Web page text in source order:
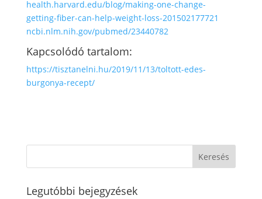
health.harvard.edu/blog/making-one-change-
getting-fiber-can-help-weight-loss-201502177721
ncbi.nlm.nih.gov/pubmed/23440782
Kapcsolódó tartalom:
https://tisztanelni.hu/2019/11/13/toltott-edes-
burgonya-recept/
Legutóbbi bejegyzések